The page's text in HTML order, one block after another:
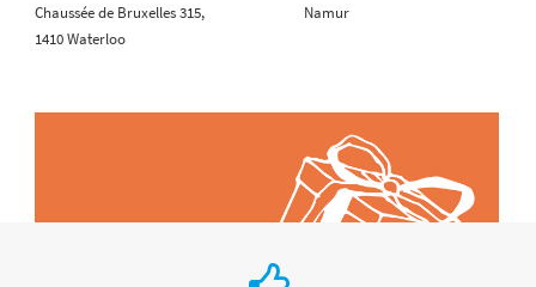
Chaussée de Bruxelles 315,
1410 Waterloo
Namur